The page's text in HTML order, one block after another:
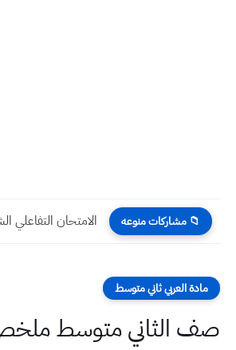
📁 مشاركات منوعه
مادة العربي ثاني متوسط
صف الثاني متوسط